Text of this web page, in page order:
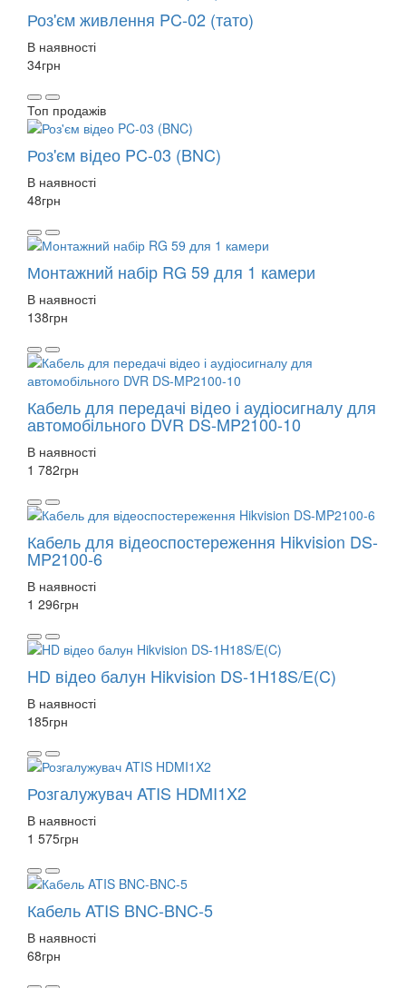
Роз'єм живлення PC-02 (тато)
В наявності
34грн
Топ продажів
Роз'єм відео PC-03 (BNC)
В наявності
48грн
Монтажний набір RG 59 для 1 камери
В наявності
138грн
Кабель для передачі відео і аудіосигналу для
автомобільного DVR DS-MP2100-10
В наявності
1 782грн
Кабель для відеоспостереження Hikvision DS-
MP2100-6
В наявності
1 296грн
HD відео балун Hikvision DS-1H18S/E(C)
В наявності
185грн
Розгалужувач ATIS HDMI1X2
В наявності
1 575грн
Кабель ATIS BNC-BNC-5
В наявності
68грн